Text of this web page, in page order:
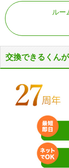
ルー
交換できるくん